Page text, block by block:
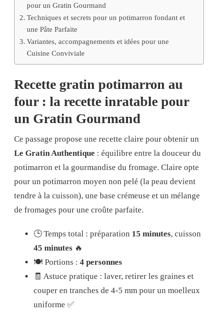
pour un Gratin Gourmand
Techniques et secrets pour un potimarron fondant et
une Pâte Parfaite
Variantes, accompagnements et idées pour une
Cuisine Conviviale
Recette gratin potimarron au
four : la recette inratable pour
un Gratin Gourmand
Ce passage propose une recette claire pour obtenir un
Le Gratin Authentique : équilibre entre la douceur du
potimarron et la gourmandise du fromage. Claire opte
pour un potimarron moyen non pelé (la peau devient
tendre à la cuisson), une base crémeuse et un mélange
de fromages pour une croûte parfaite.
🕒 Temps total : préparation 15 minutes, cuisson
45 minutes 🔥
🍽️ Portions : 4 personnes
🧾 Astuce pratique : laver, retirer les graines et
couper en tranches de 4-5 mm pour un moelleux
uniforme ✅